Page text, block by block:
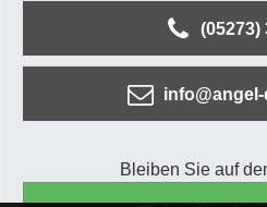
(05273)
Bleiben Sie auf